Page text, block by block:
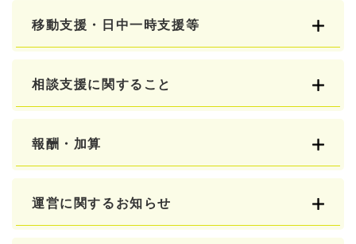
移動支援・日中一時支援等
相談支援に関すること
報酬・加算
運営に関するお知らせ